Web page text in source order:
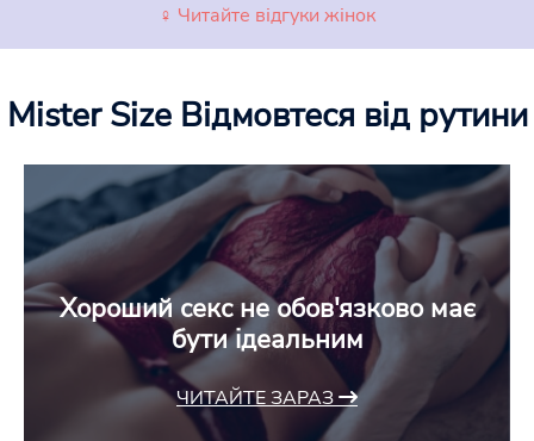
♀ Читайте відгуки жінок
Mister Size Відмовтеся від рутини
Хороший секс не обов'язково має
бути ідеальним
ЧИТАЙТЕ ЗАРАЗ